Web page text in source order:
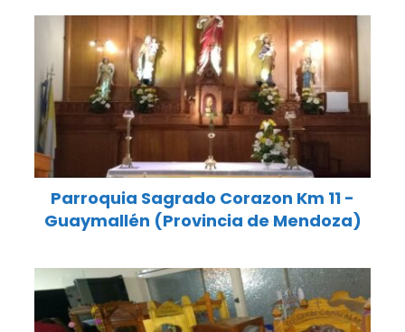
Parroquia Sagrado Corazon Km 11 -
Guaymallén (Provincia de Mendoza)